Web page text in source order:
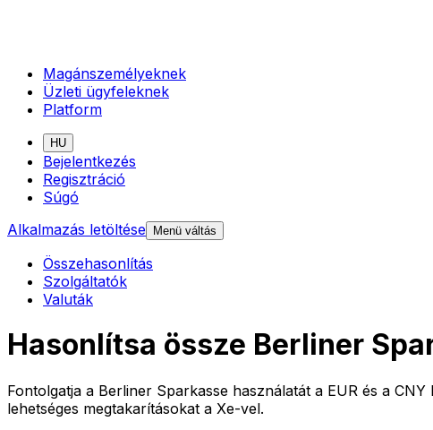
Magánszemélyeknek
Üzleti ügyfeleknek
Platform
HU
Bejelentkezés
Regisztráció
Súgó
Alkalmazás letöltése Menü váltás
Összehasonlítás
Szolgáltatók
Valuták
Hasonlítsa össze Berliner
Fontolgatja a Berliner Sparkasse használatát a EUR és a
lehetséges megtakarításokat a Xe-vel.